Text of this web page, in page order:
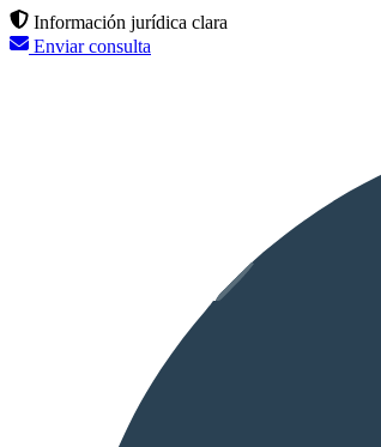
Información jurídica clara
Enviar consulta